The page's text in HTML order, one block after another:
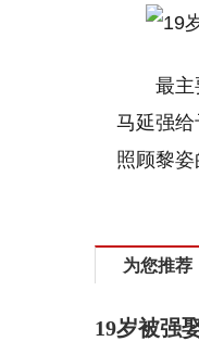
最主
马延强
照顾黎姿
为您推荐
19岁被强